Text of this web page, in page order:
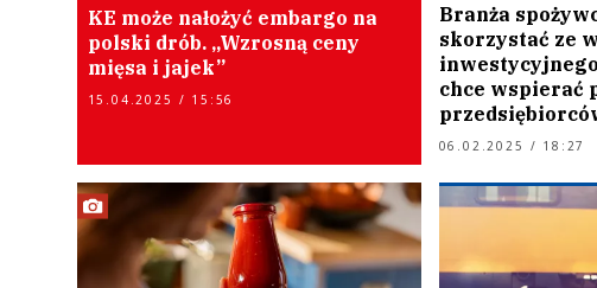
KE może nałożyć embargo na
polski drób. „Wzrosną ceny
mięsa i jajek”
15.04.2025 / 15:56
Branża
skorzystać ze
chce wspierać
06.02.2025 / 18:27